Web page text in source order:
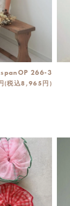
266-3
(税込8,965円)